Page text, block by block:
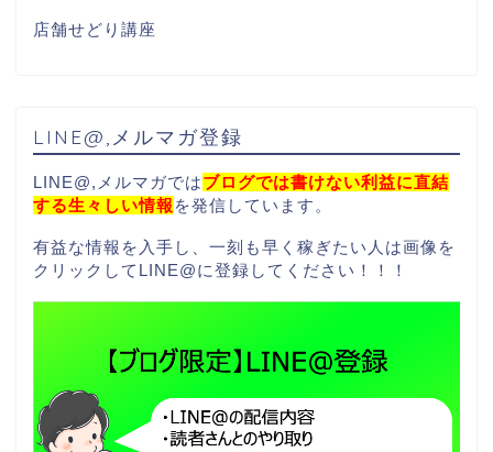
店舗せどり講座
LINE@,メルマガ登録
LINE@,メルマガではブログでは書けない利益に直結
する生々しい情報 を発信しています。
有益な情報を入手し、一刻も早く稼ぎたい人は画像を
クリックしてLINE@に登録してください！！！